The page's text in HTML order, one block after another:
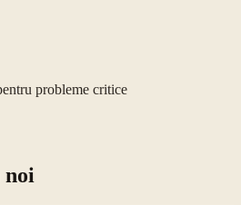
probleme critice
noi